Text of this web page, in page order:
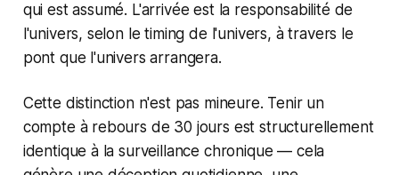
qui est assumé. L'arrivée est la responsabilité de
l'univers, selon le timing de l'univers, à travers le
pont que l'univers arrangera.
Cette distinction n'est pas mineure. Tenir un
compte à rebours de 30 jours est structurellement
identique à la surveillance chronique — cela